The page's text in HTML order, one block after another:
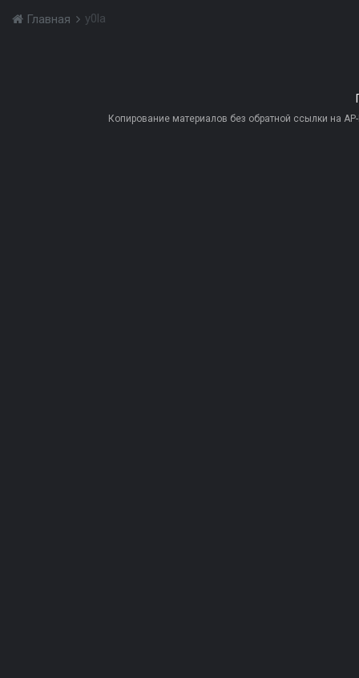
Главная y0la
Копирование материалов без обратной ссылки на